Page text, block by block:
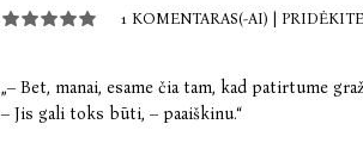
1 KOMENTARAS(-AI)
„– Bet, manai, esame čia tam, kad patirtume
– Jis gali toks būti, – paaiškinu.“